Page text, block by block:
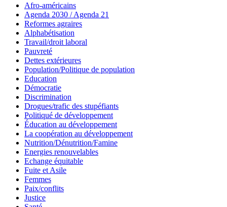
Afro-américains
Agenda 2030 / Agenda 21
Reformes agraires
Alphabétisation
Travail/droit laboral
Pauvreté
Dettes extérieures
Population/Politique de population
Education
Démocratie
Discrimination
Drogues/trafic des stupéfiants
Politiqué de développement
Éducation au développement
La coopération au développement
Nutrition/Dénutrition/Famine
Energies renouvelables
Echange équitable
Fuite et Asile
Femmes
Paix/conflits
Justice